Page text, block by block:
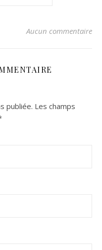
Aucun commentaire
publiée. Les champs